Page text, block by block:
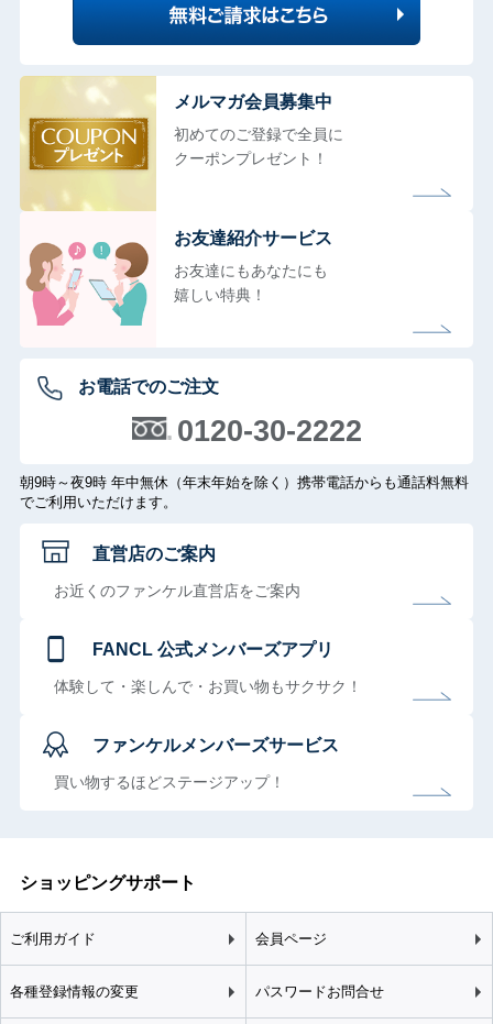
メルマガ会員募集中
初めてのご登録で全員に
クーポンプレゼント！
お友達紹介サービス
お友達にもあなたにも
嬉しい特典！
お電話でのご注文
0120-30-2222
朝9時～夜9時 年中無休（年末年始を除く）携帯電話からも通話料無料
でご利用いただけます。
直営店のご案内
お近くのファンケル直営店をご案内
FANCL 公式メンバーズアプリ
体験して・楽しんで・お買い物もサクサク！
ファンケルメンバーズサービス
買い物するほどステージアップ！
ショッピングサポート
ご利用ガイド 会員ページ
各種登録情報の変更 パスワードお問合せ